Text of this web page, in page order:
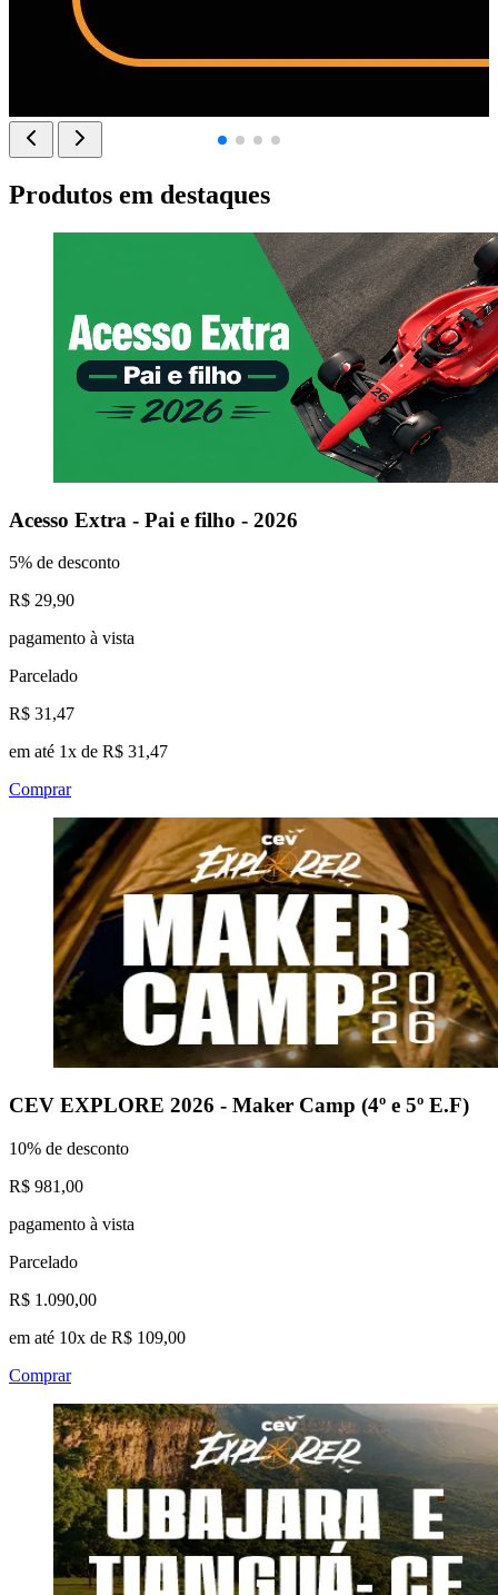
Produtos em destaques
Acesso Extra - Pai e filho - 2026
5% de desconto
R$ 29,90
pagamento à vista
Parcelado
R$ 31,47
em até 1x de R$ 31,47
Comprar
CEV EXPLORE 2026 - Maker Camp (4º e 5º E.F)
10% de desconto
R$ 981,00
pagamento à vista
Parcelado
R$ 1.090,00
em até 10x de R$ 109,00
Comprar